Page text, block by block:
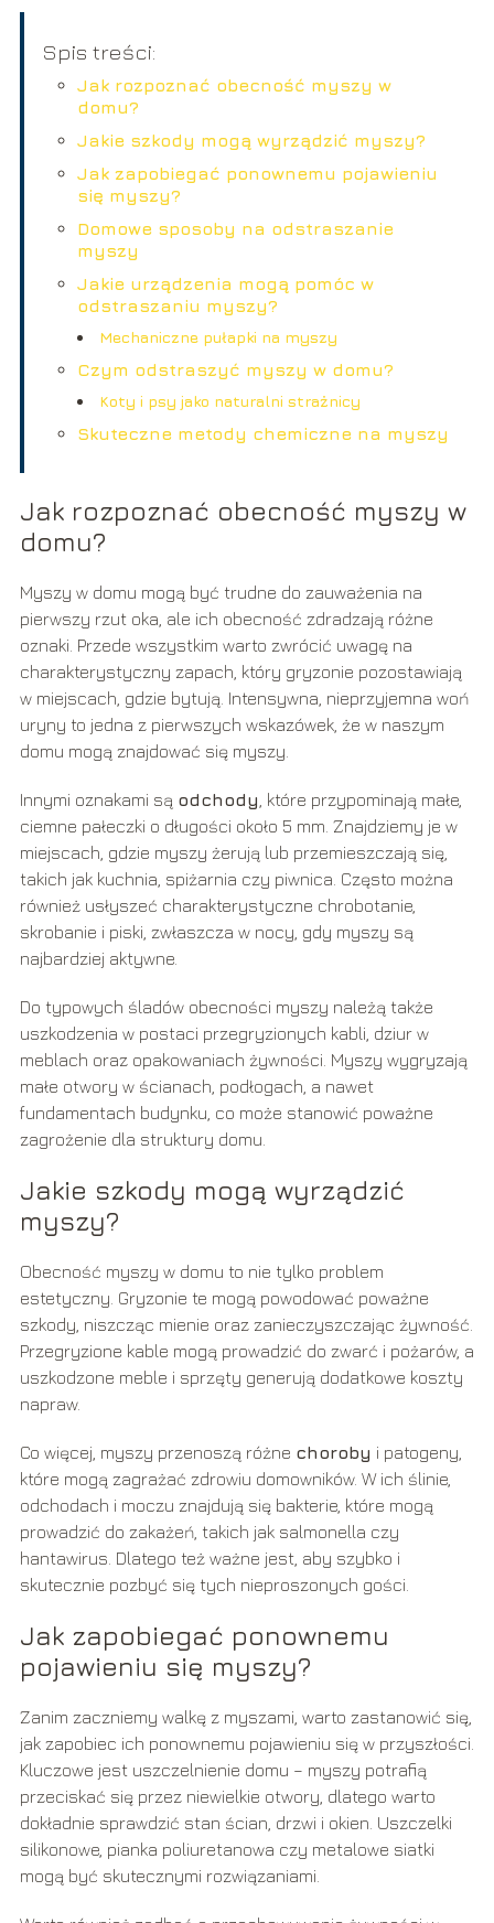
Spis treści:
Jak rozpoznać obecność myszy w
domu?
Jakie szkody mogą wyrządzić myszy?
Jak zapobiegać ponownemu pojawieniu
się myszy?
Domowe sposoby na odstraszanie
myszy
Jakie urządzenia mogą pomóc w
odstraszaniu myszy?
Mechaniczne pułapki na myszy
Czym odstraszyć myszy w domu?
Koty i psy jako naturalni strażnicy
Skuteczne metody chemiczne na myszy
Jak rozpoznać obecność myszy w
domu?
Myszy w domu mogą być trudne do zauważenia na
pierwszy rzut oka, ale ich obecność zdradzają różne
oznaki. Przede wszystkim warto zwrócić uwagę na
charakterystyczny zapach, który gryzonie pozostawiają
w miejscach, gdzie bytują. Intensywna, nieprzyjemna woń
uryny to jedna z pierwszych wskazówek, że w naszym
domu mogą znajdować się myszy.
Innymi oznakami są odchody , które przypominają małe,
ciemne pałeczki o długości około 5 mm. Znajdziemy je w
miejscach, gdzie myszy żerują lub przemieszczają się,
takich jak kuchnia, spiżarnia czy piwnica. Często można
również usłyszeć charakterystyczne chrobotanie,
skrobanie i piski, zwłaszcza w nocy, gdy myszy są
najbardziej aktywne.
Do typowych śladów obecności myszy należą także
uszkodzenia w postaci przegryzionych kabli, dziur w
meblach oraz opakowaniach żywności. Myszy wygryzają
małe otwory w ścianach, podłogach, a nawet
fundamentach budynku, co może stanowić poważne
zagrożenie dla struktury domu.
Jakie szkody mogą wyrządzić
myszy?
Obecność myszy w domu to nie tylko problem
estetyczny. Gryzonie te mogą powodować poważne
szkody, niszcząc mienie oraz zanieczyszczając żywność.
Przegryzione kable mogą prowadzić do zwarć i pożarów, a
uszkodzone meble i sprzęty generują dodatkowe koszty
napraw.
Co więcej, myszy przenoszą różne choroby i patogeny,
które mogą zagrażać zdrowiu domowników. W ich ślinie,
odchodach i moczu znajdują się bakterie, które mogą
prowadzić do zakażeń, takich jak salmonella czy
hantawirus. Dlatego też ważne jest, aby szybko i
skutecznie pozbyć się tych nieproszonych gości.
Jak zapobiegać ponownemu
pojawieniu się myszy?
Zanim zaczniemy walkę z myszami, warto zastanowić się,
jak zapobiec ich ponownemu pojawieniu się w przyszłości.
Kluczowe jest uszczelnienie domu – myszy potrafią
przeciskać się przez niewielkie otwory, dlatego warto
dokładnie sprawdzić stan ścian, drzwi i okien. Uszczelki
silikonowe, pianka poliuretanowa czy metalowe siatki
mogą być skutecznymi rozwiązaniami.